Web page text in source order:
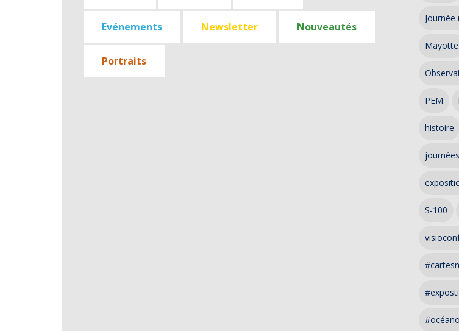
Evénements Newsletter Nouveautés
Portraits
Mayotte
PEM
histoire
S-100